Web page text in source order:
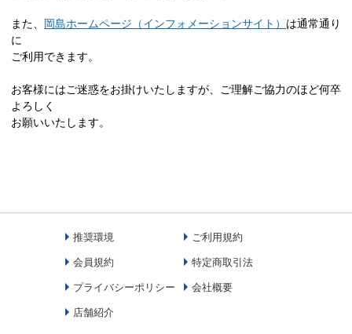
また、 岡島ホームページ（インフォメーションサイト） は通常通り
に
ご利用できます。
お客様にはご迷惑をお掛けいたしますが、ご理解ご協力のほど何卒
よろしく
お願いいたします。
推奨環境 ご利用規約
会員規約 特定商取引法
プライバシーポリシー 会社概要
店舗紹介